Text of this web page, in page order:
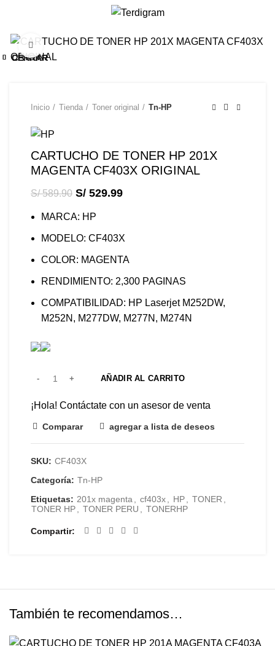
Click to enlarge
Inicio Tienda Toner original Tn-HP
CARTUCHO DE TONER HP 201X
MAGENTA CF403X ORIGINAL
S/589.90 S/ 529.99
MARCA: HP
MODELO: CF403X
COLOR: MAGENTA
RENDIMIENTO: 2,300 PAGINAS
COMPATIBILIDAD: HP Laserjet M252DW,
M252N, M277DW, M277N, M274N
AÑADIR AL CARRITO
¡Hola! Contáctate con un asesor de venta
Comparar agregar a lista de deseos
SKU: CF403X
Categoría: Tn-HP
Etiquetas: 201x magenta, cf403x, HP, TONER ,
TONER HP, TONER PERU , TONERHP
Compartir
También te recomendamos…
CERRAR
CERRAR
CERRAR
CERRAR
CERRAR
CERRAR
CERRAR
CERRAR
CERRAR
CERRAR
CERRAR
CERRAR